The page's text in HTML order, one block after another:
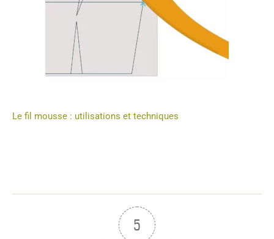
Le fil mousse : utilisations et techniques
5